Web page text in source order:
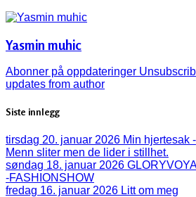
Yasmin muhic
Abonner på oppdateringer
updates from author
Siste innlegg
tirsdag 20. januar 2026 Min hjertesak -
Menn sliter men de lider i stillhet.
søndag 18. januar 2026
-FASHIONSHOW
fredag 16. januar 2026 Litt om meg